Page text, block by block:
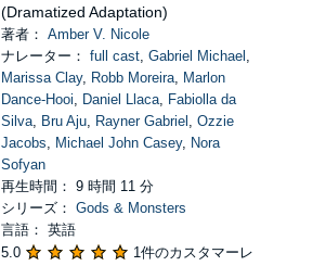
(Dramatized Adaptation)
著者： Amber V. Nicole
ナレーター： full cast, Gabriel Michael ,
Marissa Clay, Robb Moreira, Marlon
Dance-Hooi, Daniel Llaca, Fabiolla da
Silva, Bru Aju, Rayner Gabriel , Ozzie
Jacobs, Michael John Casey, Nora
Sofyan
再生時間： 9 時間 11 分
シリーズ： Gods & Monsters
言語： 英語
5.0
1件のカスタマーレ